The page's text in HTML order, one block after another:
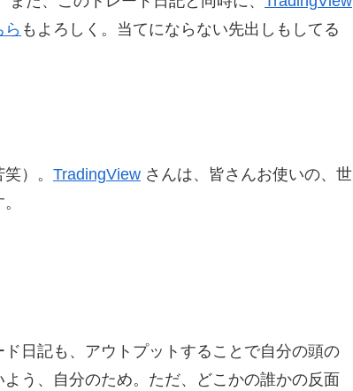
ら もよろしく。当てにならない先出しもしてる
）。 TradingView さんは、皆さんお使いの、世
日記も、アウトプットすることで自分の頭の
う、自分のため。ただ、どこかの誰かの反面